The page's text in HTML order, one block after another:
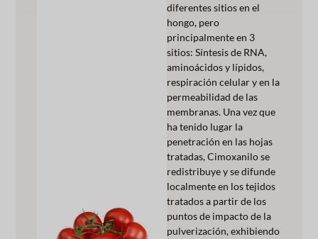
diferentes sitios en el
hongo, pero
principalmente en 3
sitios: Síntesis de RNA,
aminoácidos y lípidos,
respiración celular y en la
permeabilidad de las
membranas. Una vez que
ha tenido lugar la
penetración en las hojas
tratadas, Cimoxanilo se
redistribuye y se difunde
localmente en los tejidos
tratados a partir de los
puntos de impacto de la
pulverización, exhibiendo